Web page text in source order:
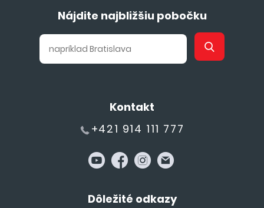
Nájdite najbližšiu pobočku
Kontakt
+421 914 111 777
Dôležité odkazy